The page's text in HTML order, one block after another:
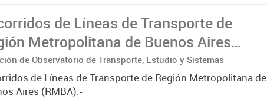
de Líneas de Transporte de
Metropolitana de Buenos Aires
de Observatorio de Transporte, Estudio y Sistemas
de Líneas de Transporte de Región Metropolitana de
Aires (RMBA).-